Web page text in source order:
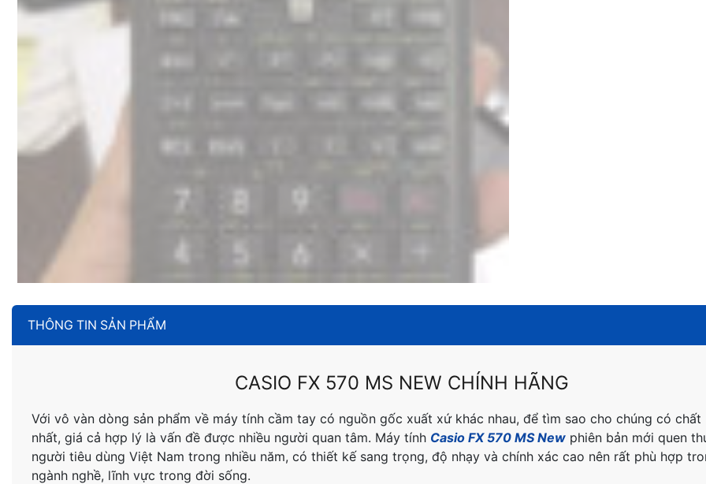
THÔNG TIN SẢN PHẨM
CASIO FX 570 MS NEW CHÍNH HÃNG
Với vô vàn dòng sản phẩm về máy tính cầm tay có nguồn gốc xuất xứ khác nhau, để tìm sao cho chúng có
nhất, giá cả hợp lý là vấn đề được nhiều người quan tâm. Máy tính Casio FX 570 MS Newphiên bản mới quen
người tiêu dùng Việt Nam trong nhiều năm, có thiết kế sang trọng, độ nhạy và chính xác cao nên rất phù hợp
ngành nghề, lĩnh vực trong đời sống.